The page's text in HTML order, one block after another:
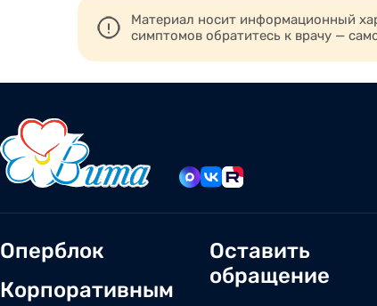
Материал носит информационный
симптомов обратитесь к врачу —
Оперблок
Корпоративным
Оставить
обращение